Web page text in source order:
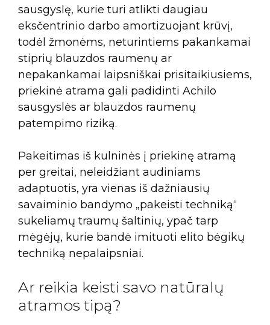
sausgyslę, kurie turi atlikti daugiau
eksčentrinio darbo amortizuojant krūvį,
todėl žmonėms, neturintiems pakankamai
stiprių blauzdos raumenų ar
nepakankamai laipsniškai prisitaikiusiems,
priekinė atrama gali padidinti Achilo
sausgyslės ar blauzdos raumenų
patempimo riziką.
Pakeitimas iš kulninės į priekinę atramą
per greitai, neleidžiant audiniams
adaptuotis, yra vienas iš dažniausių
savaiminio bandymo „pakeisti techniką“
sukeliamų traumų šaltinių, ypač tarp
mėgėjų, kurie bandė imituoti elito bėgikų
techniką nepalaipsniai.
Ar reikia keisti savo natūralų
atramos tipą?